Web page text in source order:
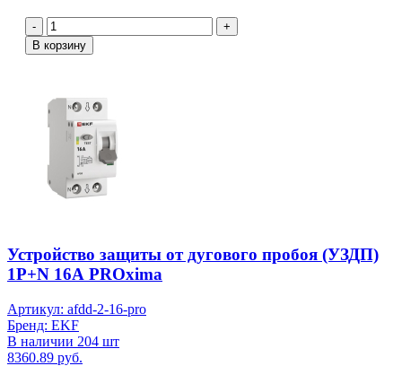
-
+
В корзину
Устройство защиты от дугового пробоя (УЗДП)
1P+N 16А PROxima
Артикул: afdd-2-16-pro
Бренд: EKF
В наличии 204 шт
8360.89 руб.